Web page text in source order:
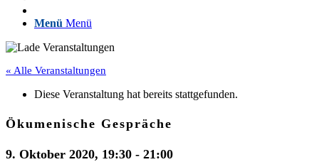
Menü Menü
« Alle Veranstaltungen
Diese Veranstaltung hat bereits stattgefunden.
Ökumenische Gespräche
9. Oktober 2020, 19:30 - 21:00